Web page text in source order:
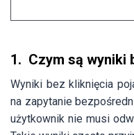
1. Czym są wyniki
Wyniki bez kliknięcia
na zapytanie
użytkownik nie musi